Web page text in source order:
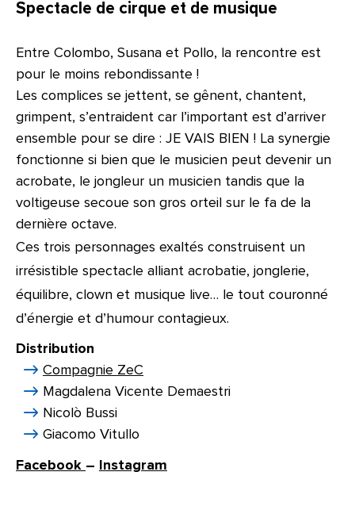
Spectacle de cirque et de musique
Entre Colombo, Susana et Pollo, la rencontre est
pour le moins rebondissante !
Les complices se jettent, se gênent, chantent,
grimpent, s’entraident car l’important est d’arriver
ensemble pour se dire : JE VAIS BIEN ! La synergie
fonctionne si bien que le musicien peut devenir un
acrobate, le jongleur un musicien tandis que la
voltigeuse secoue son gros orteil sur le fa de la
dernière octave.
Ces trois personnages exaltés construisent un
irrésistible spectacle alliant acrobatie, jonglerie,
équilibre, clown et musique live… le tout couronné
d’énergie et d’humour contagieux.
Distribution
Compagnie ZeC
Magdalena Vicente Demaestri
Nicolò Bussi
Giacomo Vitullo
Facebook – Instagram